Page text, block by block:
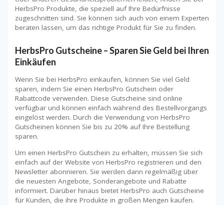
HerbsPro Produkte, die speziell auf Ihre Bedürfnisse
zugeschnitten sind. Sie können sich auch von einem Experten
beraten lassen, um das richtige Produkt für Sie zu finden.
HerbsPro Gutscheine – Sparen Sie Geld bei Ihren
Einkäufen
Wenn Sie bei HerbsPro einkaufen, können Sie viel Geld
sparen, indem Sie einen HerbsPro Gutschein oder
Rabattcode verwenden. Diese Gutscheine sind online
verfügbar und können einfach während des Bestellvorgangs
eingelöst werden. Durch die Verwendung von HerbsPro
Gutscheinen können Sie bis zu 20% auf Ihre Bestellung
sparen.
Um einen HerbsPro Gutschein zu erhalten, müssen Sie sich
einfach auf der Website von HerbsPro registrieren und den
Newsletter abonnieren. Sie werden dann regelmäßig über
die neuesten Angebote, Sonderangebote und Rabatte
informiert. Darüber hinaus bietet HerbsPro auch Gutscheine
für Kunden, die ihre Produkte in großen Mengen kaufen.